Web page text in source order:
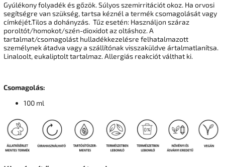
Gyúlékony folyadék és gőzök. Súlyos szemirritációt okoz. Ha orvosi
segítségre van szükség, tartsa kéznél a termék csomagolását vagy
címkéjét.Tilos a dohányzás. Tűz esetén: Használjon száraz
poroltót/homokot/szén-dioxidot az oltáshoz. A
tartalmat/csomagolást hulladékkezelésre felhatalmazott
személynek átadva vagy a szállítónak visszaküldve ártalmatlanítsa.
Linaloolt, eukaliptolt tartalmaz. Allergiás reakciót válthat ki.
Csomagolás:
100 ml